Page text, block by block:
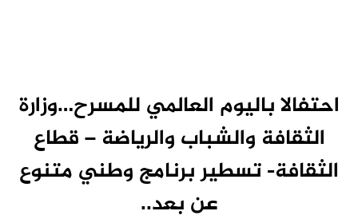
احتفالا باليوم العالمي للمسرح…وزارة
الثقافة والشباب والرياضة – قطاع
الثقافة- تسطير برنامج وطني متنوع
عن بعد..